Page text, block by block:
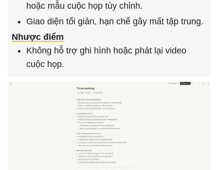
hoặc mẫu cuộc họp tùy chỉnh.
Giao diện tối giản, hạn chế gây mất tập trung.
Nhược điểm
Không hỗ trợ ghi hình hoặc phát lại video
cuộc họp.